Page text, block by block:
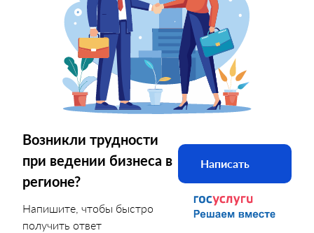
Возникли трудности
при ведении бизнеса в
регионе?
Напишите, чтобы быстро
получить ответ
Написать